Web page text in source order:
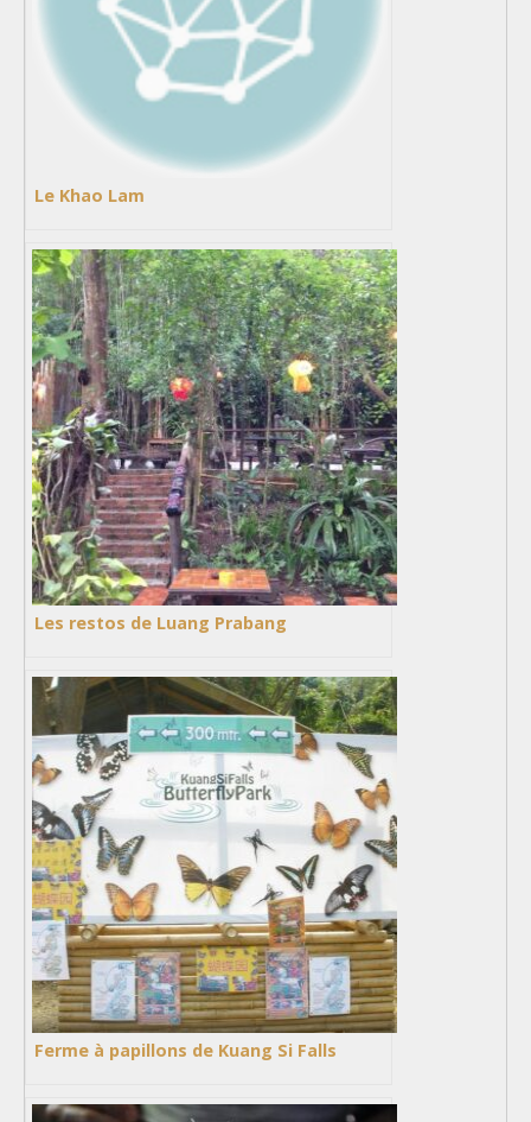
Le Khao Lam
Les restos de Luang Prabang
Ferme à papillons de Kuang Si Falls